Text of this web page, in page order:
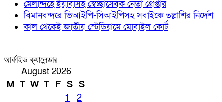
মেলান্দহে ইয়াবাসহ স্বেচ্ছাসেবক নেতা গ্রেপ্তার
বিমানবন্দরে ভিআইপি-সিআইপিসহ সবাইকে তল্লাশির নির্দেশ
কাল থেকেই জাতীয় স্টেডিয়ামে মোবাইল কোর্ট
আর্কাইভ ক্যালেন্ডার
August 2026
M T W T F S S
1
2